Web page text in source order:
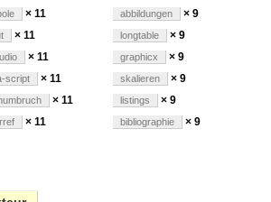
× 11
× 11
× 11
script × 11
× 11
× 11
abbildungen × 9
longtable × 9
graphicx × 9
skalieren × 9
listings × 9
bibliographie × 9